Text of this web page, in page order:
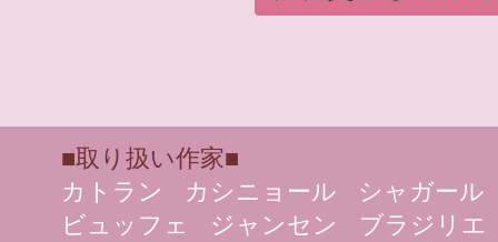
■取り扱い作家■
カトラン
カシニョール
シャガール
ビュッフェ
ジャンセン
ブラジリエ